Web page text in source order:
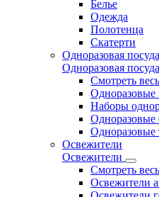
Белье
Одежда
Полотенца
Скатерти
Одноразовая посуда
Одноразовая посуда
Смотреть
Наборы
Одноразовые
Одноразовые
Освежители
Освежители
Смотреть
Освежители